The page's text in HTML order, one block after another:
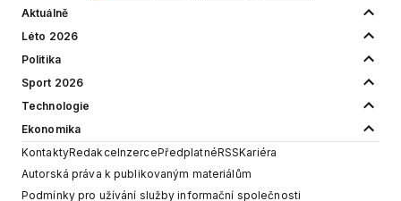
Aktuálně
Léto 2026
Politika
Sport 2026
Technologie
Ekonomika
KontaktyRedakceInzercePředplatnéRSSKariéra
Autorská práva k publikovaným materiálům
Podmínky pro užívání služby informační společnosti